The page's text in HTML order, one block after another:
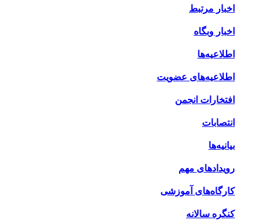
اخبار مرتبط
اخبار وبگاه
اطلاعیه‌ها
اطلاعیه‌های عضویت
افتخارات انجمن
انتصابات
بیانیه‌ها
رویدادهای مهم
کارگاه‌های آموزشی
کنگره سالانه